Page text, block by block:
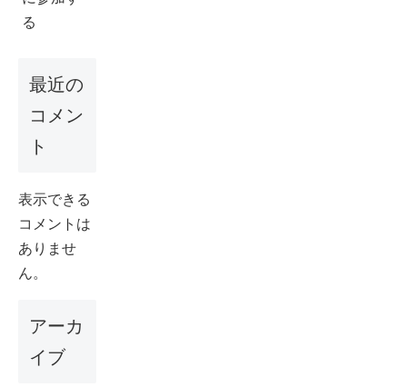
る
最近の
コメン
ト
表示できる
コメントは
ありませ
ん。
アーカ
イブ